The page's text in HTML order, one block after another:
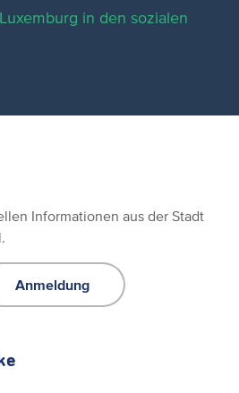
in den sozialen
Informationen aus der Stadt
Anmeldung